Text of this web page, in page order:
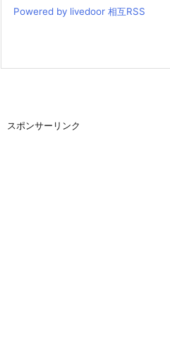
Powered by livedoor 相互RSS
スポンサーリンク